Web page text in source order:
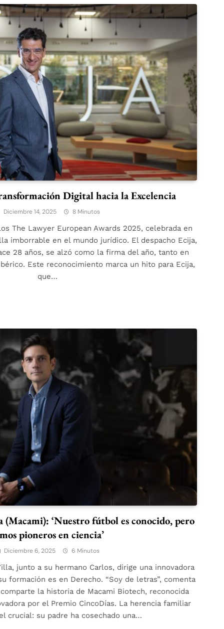
Digital hacia la Excelencia
Diciembre 14, 2025 8 Minutos
The Lawyer European Awards 2025, celebrada en
imborrable en el mundo jurídico. El despacho Ecija,
28 años, se alzó como la firma del año, tanto en
Este reconocimiento marca un hito para Ecija,
que…
‘Nuestro fútbol es conocido, pero
pioneros en ciencia’
Diciembre 6, 2025 6 Minutos
junto a su hermano Carlos, dirige una innovadora
formación es en Derecho. “Soy de letras”, comenta
la historia de Macami Biotech, reconocida
por el Premio CincoDías. La herencia familiar
crucial: su padre ha cosechado una…